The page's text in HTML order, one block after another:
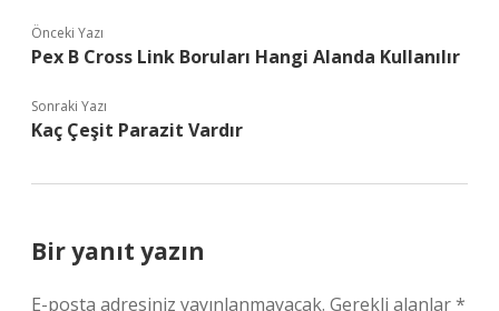
Önceki Yazı
Pex B Cross Link Boruları Hangi Alanda Kullanılır
Sonraki Yazı
Kaç Çeşit Parazit Vardır
Bir yanıt yazın
E-posta adresiniz yayınlanmayacak. Gerekli alanlar*